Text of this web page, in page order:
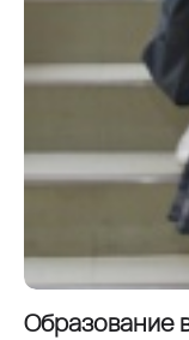
Образование